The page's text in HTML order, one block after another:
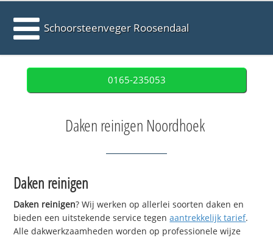
Schoorsteenveger Roosendaal
0165-235053
Daken reinigen Noordhoek
Daken reinigen
Daken reinigen? Wij werken op allerlei soorten daken en
bieden een uitstekende service tegenaantrekkelijk tarief.
Alle dakwerkzaamheden worden op professionele wijze